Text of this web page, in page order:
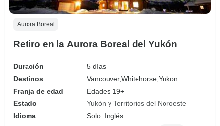
Aurora Boreal
Retiro en la Aurora Boreal del Yukón
Duración
5 días
Destinos
Vancouver,Whitehorse,Yukon
Franja de edad
Edades 19+
Estado
Yukón y Territorios del Noroeste
Idioma
Solo: Inglés